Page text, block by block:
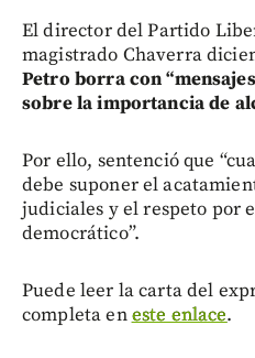
El director del Partido
magistrado Chaverra
Petro borra con
sobre la importancia de
Por ello, sentenció que
debe suponer el
judiciales y el respeto por
democrático”.
Puede leer la carta del
completa eneste enlace.